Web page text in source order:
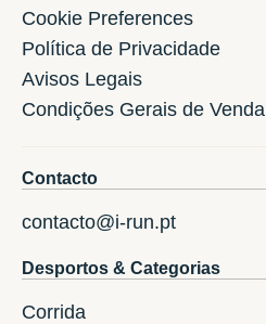
Cookie Preferences
Política de Privacidade
Avisos Legais
Condições Gerais de Venda
Contacto
contacto@i-run.pt
Desportos & Categorias
Corrida